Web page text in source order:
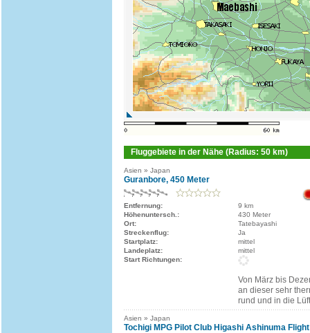
Fluggebiete in der Nähe (Radius: 50 km)
Asien » Japan
Guranbore, 450 Meter
Entfernung:
9 km
Höhenuntersch.:
430 Meter
Ort:
Tatebayashi
Streckenflug:
Ja
Startplatz:
mittel
Landeplatz:
mittel
Start Richtungen:
Von März bis
an dieser sehr
rund und in die
Asien » Japan
Tochigi MPG Pilot Club Higashi Ashinuma